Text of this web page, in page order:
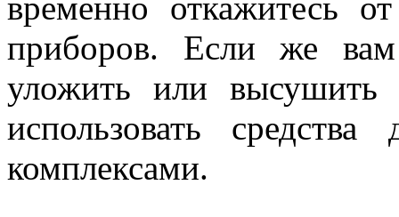
приборов. Если же вам
уложить или
использовать
комплексами.